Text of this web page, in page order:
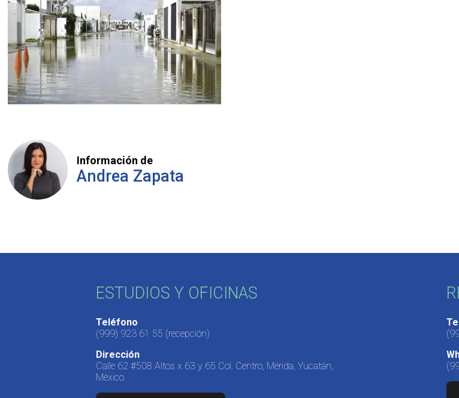
Información de
Andrea Zapata
ESTUDIOS Y OFICINAS
Teléfono
(999) 923 61 55 (recepción)
Dirección
Calle 62 #508 Altos x 63 y 65 Col. Centro, Mérida, Yucatán,
México.